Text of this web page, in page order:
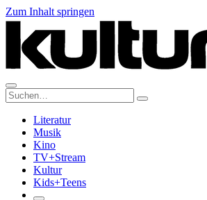
Zum Inhalt springen
Suche:
Literatur
Musik
Kino
TV+Stream
Kultur
Kids+Teens